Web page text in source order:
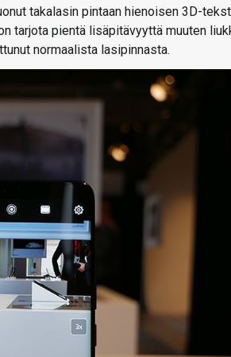
takalasin pintaan hienoisen 3D-
tarjota pientä lisäpitävyyttä muuten
normaalista lasipinnasta.